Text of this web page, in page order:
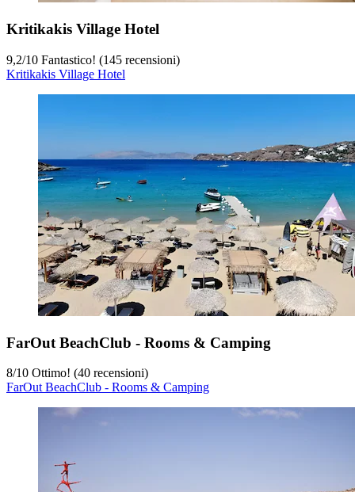
Kritikakis Village Hotel
9,2/10 Fantastico! (145 recensioni)
Kritikakis Village Hotel
FarOut BeachClub - Rooms & Camping
8/10 Ottimo! (40 recensioni)
FarOut BeachClub - Rooms & Camping